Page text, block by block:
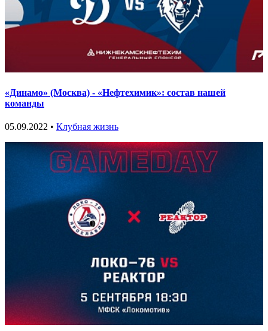
«Динамо» (Москва) - «Нефтехимик»: состав нашей
команды
05.09.2022 • Клубная жизнь